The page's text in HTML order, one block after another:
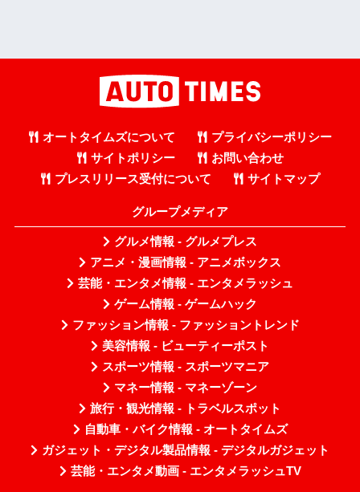
オートタイムズについて
プライバシーポリシー
サイトポリシー
お問い合わせ
プレスリリース受付について
サイトマップ
グループメディア
グルメ情報 - グルメプレス
アニメ・漫画情報 - アニメボックス
芸能・エンタメ情報 - エンタメラッシュ
ゲーム情報 - ゲームハック
ファッション情報 - ファッショントレンド
美容情報 - ビューティーポスト
スポーツ情報 - スポーツマニア
マネー情報 - マネーゾーン
旅行・観光情報 - トラベルスポット
自動車・バイク情報 - オートタイムズ
ガジェット・デジタル製品情報 - デジタルガジェット
芸能・エンタメ動画 - エンタメラッシュTV